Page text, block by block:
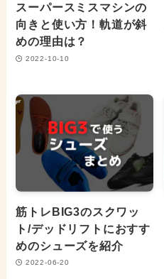
スーパースミスマシンの
向きと使い方！軌道が斜
めの理由は？
2022-10-10
筋トレBIG3のスクワッ
ト/デッドリフトにおすす
めのシューズを紹介
2022-06-20